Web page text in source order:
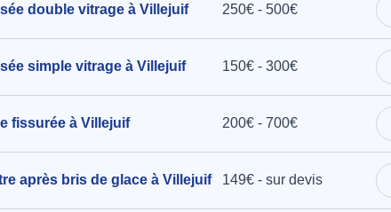
double vitrage à Villejuif 250€ - 500€
simple vitrage à Villejuif 150€ - 300€
fissurée à Villejuif 200€ - 700€
après bris de glace à Villejuif 149€ - sur devis